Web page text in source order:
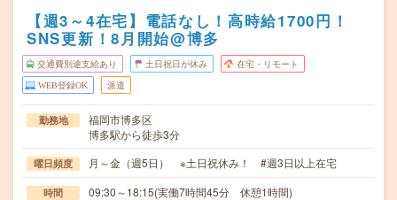
【週3～4在宅】電話なし！高時給1700円！
SNS更新！8月開始@博多
交通費別途支給あり 土日祝日が休み 在宅・リモート
WEB登録OK 派遣
勤務地
福岡市博多区
博多駅から徒歩3分
曜日頻度 月～金（週5日） ※土日祝休み！ #週3日以上在宅
時間 09:30～18:15(実働7時間45分 休憩1時間)